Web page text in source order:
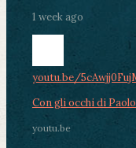
1 week ago
youtu.be/
Con gli occhi di
youtu.be